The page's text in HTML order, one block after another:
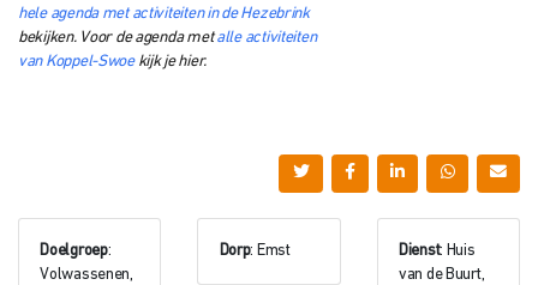
hele agenda met activiteiten in de Hezebrink
bekijken. Voor de agenda metalle activiteiten
van Koppel-Swoekijk je hier.
Doelgroep:
Volwassenen,
Dorp: Emst Dienst: Huis
van de Buurt,